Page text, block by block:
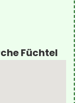
Füchtel